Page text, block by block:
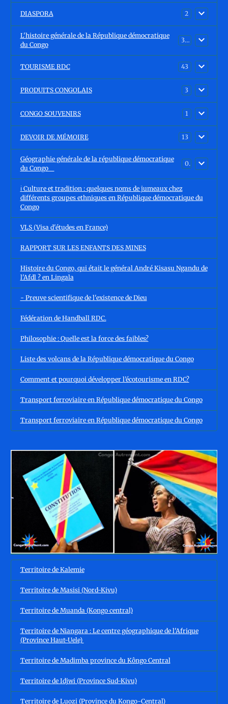
DIASPORA 2
L'histoire générale de la République démocratique
du Congo
30
TOURISME RDC 43
PRODUITS CONGOLAIS 3
CONGO SOUVENIRS 1
DEVOIR DE MÉMOIRE 13
Géographie générale de la république démocratique
du Congo
0
ℹ️ Culture et tradition : quelques noms de jumeaux chez
différents groupes ethniques en République démocratique du
Congo
VLS (Visa d'études en France)
RAPPORT SUR LES ENFANTS DES MINES
Histoire du Congo, qui était le général André Kisasu Ngandu de
l'Afdl ? en Lingala
- Preuve scientifique de l'existence de Dieu
Fédération de Handball RDC.
Philosophie : Quelle est la force des faibles?
Liste des volcans de la République démocratique du Congo
Comment et pourquoi développer l’écotourisme en RDC?
Transport ferroviaire en République démocratique du Congo
Transport ferroviaire en République démocratique du Congo
Territoire de Kalemie
Territoire de Masisi (Nord-Kivu)
Territoire de Muanda (Kongo central)
Territoire de Niangara : Le centre géographique de l'Afrique
(Province Haut-Uele)
Territoire de Madimba province du Kôngo Central
Territoire de Idjwi (Province Sud-Kivu)
Territoire de Luozi (Province du Kongo-Central)